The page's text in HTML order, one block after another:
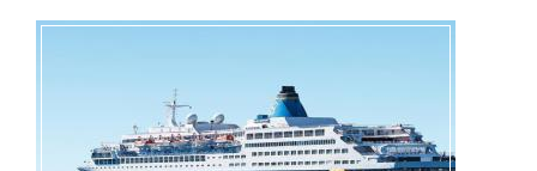
Discovery